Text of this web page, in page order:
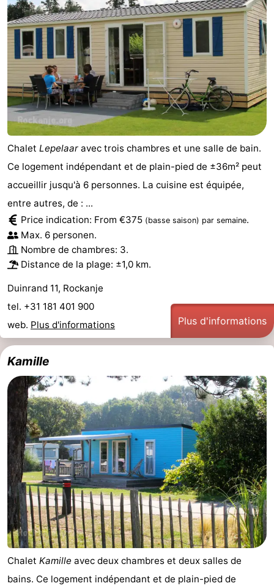
Chalet Lepelaar avec trois chambres et une salle de bain.
Ce logement indépendant et de plain-pied de ±36m² peut
accueillir jusqu'à 6 personnes. La cuisine est équipée,
entre autres, de : ...
Price indication: From €375 (basse saison) par semaine.
Max. 6 personen.
Nombre de chambres: 3.
Distance de la plage: ±1,0 km.
Duinrand 11, Rockanje
tel. +31 181 401 900
web. Plus d'informations Plus d'informations
Kamille
Chalet Kamille avec deux chambres et deux salles de
bains. Ce logement indépendant et de plain-pied de